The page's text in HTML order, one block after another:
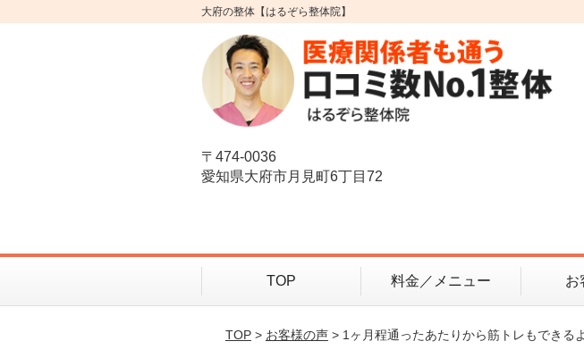
大府の整体【はるぞら整体院】
〒474-0036
愛知県大府市月見町6丁目72
TOP 料金／メニュー お
TOP> お客様の声> 1ヶ月程通ったあたりから筋トレもできる